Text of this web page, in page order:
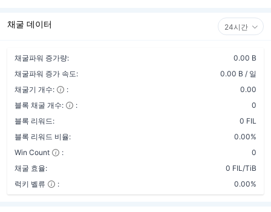
채굴 데이터 24시간
채굴파워 증가량:
0.00 B
채굴파워 증가 속도:
0.00 B / 일
채굴기 개수:
:
0.00
블록 채굴 개수:
:
0
블록 리워드:
0 FIL
블록 리워드 비율:
0.00%
Win Count
:
0
채굴 효율:
0 FIL/TiB
럭키 벨류
: 0.00%